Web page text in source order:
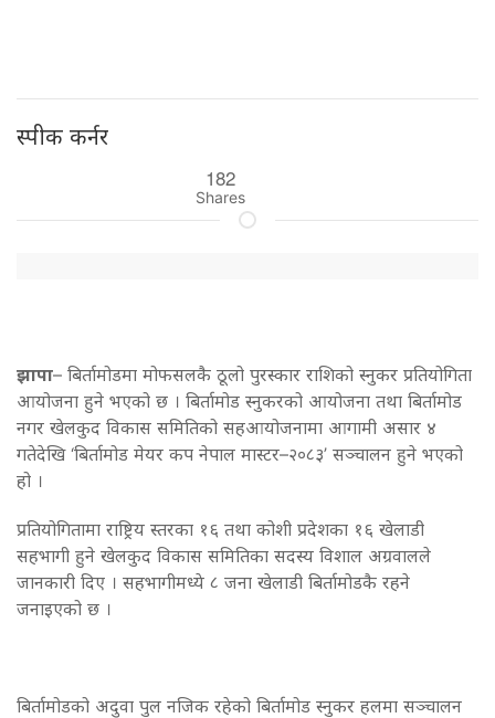
स्पीक कर्नर
182
Shares
झापा– बिर्तामोडमा मोफसलकै ठूलो पुरस्कार राशिको स्नुकर प्रतियोगिता
आयोजना हुने भएको छ । बिर्तामोड स्नुकरको आयोजना तथा बिर्तामोड
नगर खेलकुद विकास समितिको सहआयोजनामा आगामी असार ४
गतेदेखि ‘बिर्तामोड मेयर कप नेपाल मास्टर–२०८३’ सञ्चालन हुने भएको
हो ।
प्रतियोगितामा राष्ट्रिय स्तरका १६ तथा कोशी प्रदेशका १६ खेलाडी
सहभागी हुने खेलकुद विकास समितिका सदस्य विशाल अग्रवालले
जानकारी दिए । सहभागीमध्ये ८ जना खेलाडी बिर्तामोडकै रहने
जनाइएको छ ।
बिर्तामोडको अदुवा पुल नजिक रहेको बिर्तामोड स्नुकर हलमा सञ्चालन